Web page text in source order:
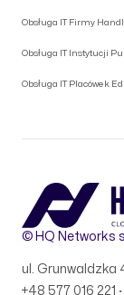
Obsługa IT Firmy
Obsługa IT Instytucji
Obsługa IT Placówek
© HQ Networks
ul. Grunwaldzka
+48 577 016 221 ·